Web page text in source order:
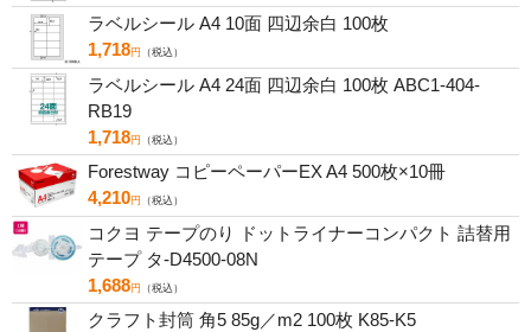
ラベルシール A4 10面 四辺余白 100枚
1,718円 （税込）
ラベルシール A4 24面 四辺余白 100枚 ABC1-404-
RB19
1,718円 （税込）
Forestway コピーペーパーEX A4 500枚×10冊
4,210円 （税込）
コクヨ テープのり ドットライナーコンパクト 詰替用
テープ タ-D4500-08N
1,688円 （税込）
クラフト封筒 角5 85g／m2 100枚 K85-K5